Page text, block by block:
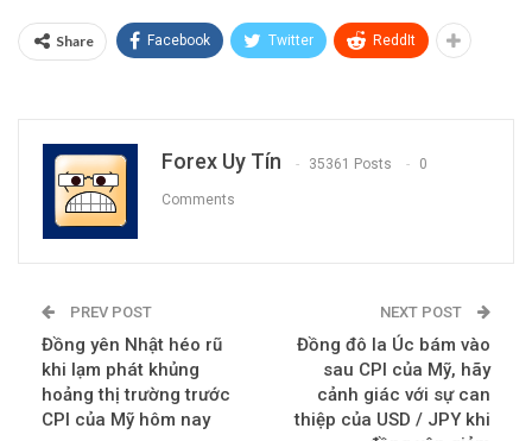
Share Facebook Twitter ReddIt
Forex Uy Tín 35361 Posts 0
Comments
PREV POST
Đồng yên Nhật héo rũ
khi lạm phát khủng
hoảng thị trường trước
CPI của Mỹ hôm nay
NEXT POST
Đồng đô la Úc bám vào
sau CPI của Mỹ, hãy
cảnh giác với sự can
thiệp của USD / JPY khi